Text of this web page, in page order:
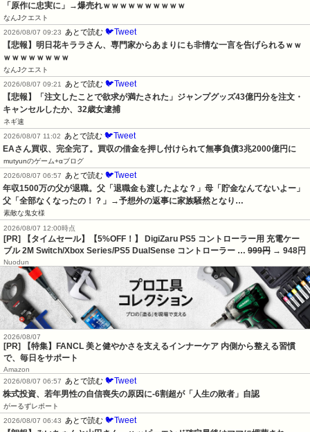
「原作に忠実に」→爆売れｗｗｗｗｗｗｗｗｗｗ
なんJクエスト
2026/08/07 09:23
あとで読む 🐦Tweet
【悲報】明日花キララさん、専門家からあまりにも非情な一言を告げられるｗｗ
ｗｗｗｗｗｗｗｗ
なんJクエスト
2026/08/07 09:21
あとで読む 🐦Tweet
【悲報】「注文したことで欲求が満たされた」ジャンプグッズ43億円分を注文・
キャンセルしたか、32歳女逮捕
ネギ速
2026/08/07 11:02
あとで読む 🐦Tweet
EAさん買収、完全完了。買収の借金を押し付けられて無事負債3兆2000億円に
mutyunのゲーム+αブログ
2026/08/07 06:57
あとで読む 🐦Tweet
年収1500万の父が退職。父「退職金も渡したよな？」母「貯金なんてないよー」
父「全部なくなったの！？」→予想外の返事に家族騒然となり…
素敵な鬼女様
2026/08/07 12:00時点
[PR] 【タイムセール】【5%OFF！】 DigiZaru PS5 コントローラー用 充電ケー
ブル 2M Switch/Xbox Series/PS5 DualSense コントローラー … 999円 → 948円
Nuodun
2026/08/07
[PR] 【特集】FANCL 美と健やかさを支えるインナーケア 内側から整える習慣
で、毎日をサポート
Amazon
2026/08/07 06:57
あとで読む 🐦Tweet
株式投資、若年男性の自信喪失の原因に-6割超が「人生の敗者」自認
がーるずレポート
2026/08/07 06:43
あとで読む 🐦Tweet